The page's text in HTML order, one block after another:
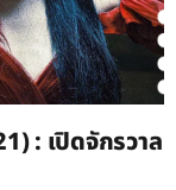
: เปิดจักรวาล